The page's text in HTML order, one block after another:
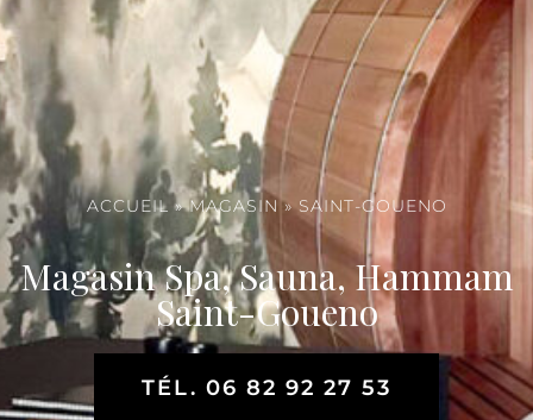
ACCUEIL »MAGASIN » SAINT-GOUENO
Magasin Spa, Sauna, Hammam
Saint-Goueno
TÉL. 06 82 92 27 53